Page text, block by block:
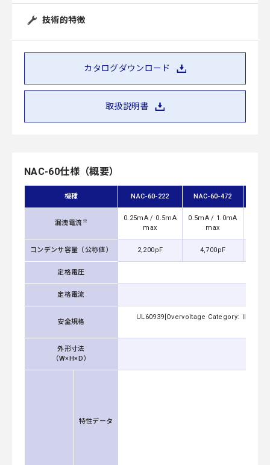
技術的特徴
カタログダウンロード
取扱説明書
NAC-60仕様（概要）
機種 NAC-60-222 NAC-60-472
漏洩電流 ※
0.25mA / 0.5mA
max
0.5mA / 1.0mA
max
コンデンサ容量（公称値） 2,200pF 4,700pF
定格電圧
定格電流
安全規格
UL60939[Overvoltage Category: Ⅲ
外形寸法
（W×H×D）
特性データ